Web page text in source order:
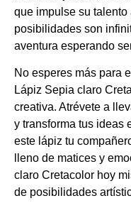
que impulse su
posibilidades son
aventura esperando
No esperes más para
Lápiz Sepia claro
creativa. Atrévete a
y transforma tus ideas
este lápiz tu
lleno de matices y
claro Cretacolor hoy
de posibilidades